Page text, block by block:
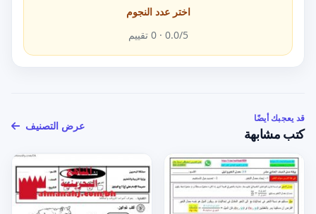
اختر عدد النجوم
0.0/5 ·
0 تقييم
قد يعجبك أيضًا
كتب مشابهة
عرض التصنيف